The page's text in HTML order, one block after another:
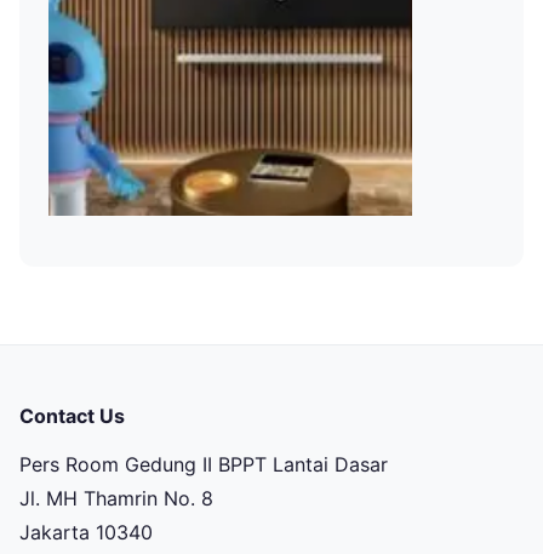
Contact Us
Pers Room Gedung II BPPT Lantai Dasar
Jl. MH Thamrin No. 8
Jakarta 10340